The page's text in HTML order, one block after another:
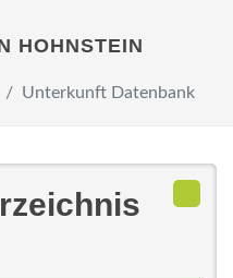
HOHNSTEIN
Unterkunft Datenbank